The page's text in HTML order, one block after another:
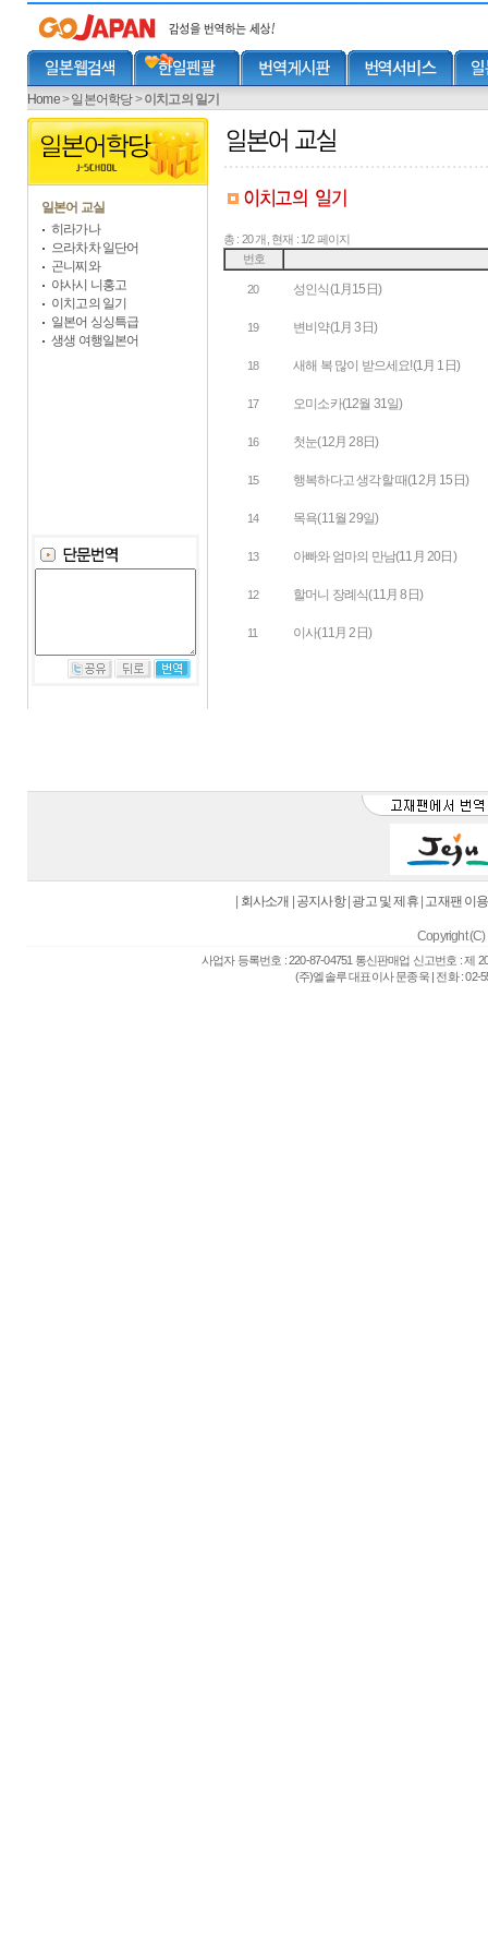
Home>일본어학당>이치고의 일기
일본어 교실
히라가나
으라차차 일단어
곤니찌와
야사시 니홍고
이치고의 일기
일본어 싱싱특급
생생 여행일본어
총 : 20 개, 현재 : 1/2 페이지
번호
20 성인식(1月15日)
19 변비약(1月 3日)
18 새해 복 많이 받으세요!(1月 1日)
17 오미소카(12월 31일)
16 첫눈(12月 28日)
15 행복하다고 생각할 때(12月 15日)
14 목욕(11월 29일)
13 아빠와 엄마의 만남(11月 20日)
12 할머니 장례식(11月 8日)
11 이사(11月 2日)
회사소개 공지사항| 광고 및 제휴| 고재팬 이
Copyright (C)
사업자 등록번호 : 220-87-04751 통신판매업 신고번호 : 제
(주)엘솔루 대표이사 문종욱 | 전화 : 02-